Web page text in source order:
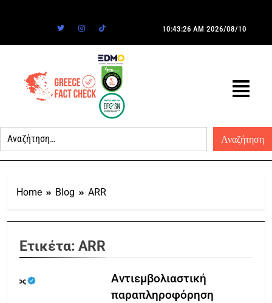
10:43:26 AM 2026/08/10
Home Blog ARR
Ετικέτα: ARR
Αντιεμβολιαστική
παραπληροφόρηση